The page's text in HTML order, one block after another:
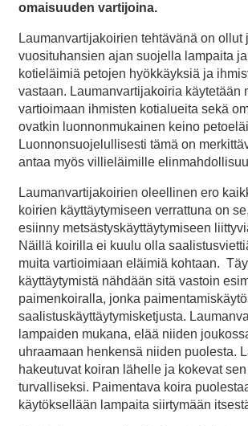
omaisuuden vartijoina.
Laumanvartijakoirien tehtävänä on ollut
vuosituhansien ajan suojella lampaita
kotieläimiä petojen hyökkäyksiä ja
vastaan. Laumanvartijakoiria käytetään
vartioimaan ihmisten kotialueita sekä
ovatkin luonnonmukainen keino
Luonnonsuojelullisesti tämä on
antaa myös villieläimille
Laumanvartijakoirien oleellinen ero
koirien käyttäytymiseen verrattuna on
esiinny metsästyskäyttäytymiseen
Näillä koirilla ei kuulu olla
muita vartioimiaan eläimiä kohtaan.
käyttäytymistä nähdään sitä vastoin
paimenkoiralla, jonka
saalistuskäyttäytymisketjusta.
lampaiden mukana, elää niiden
uhraamaan henkensä niiden puolesta.
hakeutuvat koiran lähelle ja kokevat
turvalliseksi. Paimentava koira
käytöksellään lampaita siirtymään